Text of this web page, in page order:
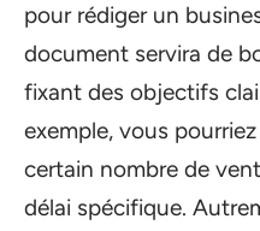
pour rédiger un
document servira de
fixant des objectifs
exemple, vous
certain nombre de
délai spécifique.